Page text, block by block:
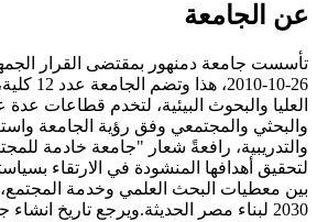
عن الجامعة
26-10-
العليا والبحوث البيئية، لتخدم قطاعات
والبحثي والمجتمعي وفق رؤية الجامعة
والتدريبية، رافعةً شعار "جامعة خادمة
لتحقيق أهدافها المنشودة في الارتقاء
بين معطيات البحث العلمي وخدمة
2030 لبناء مصر الحديثة.ويرجع تاريخ